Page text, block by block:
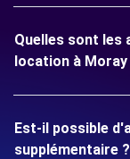
Quelles sont les
location à Moray
Est-il possible
supplémentaire ?